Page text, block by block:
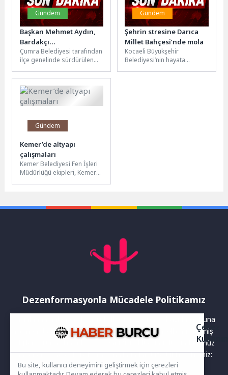
Gündem
Başkan Mehmet Aydın,
Bardakçı
Mahallesi’ndeki Asfalt
Çalışmalarını Yerinde
İnceledi
Çumra Belediyesi tarafından
ilçe genelinde sürdürülen
güçlendirme çalışmaları
kapsamında Bardakçı
Mahallesi'nde asfalt serim...
Gündem
Şehrin stresine Darıca
Millet Bahçesi’nde mola
Kocaeli Büyükşehir
Belediyesi’nin hayata
Gündem
Kemer’de altyapı
çalışmaları
Kemer Belediyesi Fen İşleri
Müdürlüğü ekipleri, Kemer
Mahallesi’nde rotbis
Dezenformasyonla Mücadele Politikamız
Yayınlanan haberler doğruluk ilkesi gözetilerek hazırlanır. Buna
rağmen bazı içeriklerde eksik, hatalı veya güncelliğini yitirmiş
bilgiler bulunabilir.Yanlış veya yanıltıcı olduğunu düşündüğünüz
haberleri aşağıdaki iletişim kanallarından bize bildirebilirsiniz:
Çerez
Bu site, kullanıcı deneyimini geliştirmek için çerezleri